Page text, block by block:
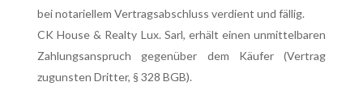
bei notariellem Vertragsabschluss verdient und fällig.
CK House & Realty Lux. Sarl, erhält einen unmittelbaren
Zahlungsanspruch gegenüber dem Käufer (Vertrag
zugunsten Dritter, § 328 BGB).